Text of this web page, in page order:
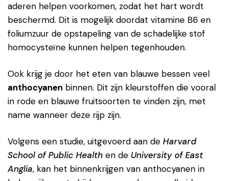
aderen helpen voorkomen, zodat het hart wordt
beschermd. Dit is mogelijk doordat vitamine B6 en
foliumzuur de opstapeling van de schadelijke stof
homocysteïne kunnen helpen tegenhouden.
Ook krijg je door het eten van blauwe bessen veel
anthocyanen binnen. Dit zijn kleurstoffen die vooral
in rode en blauwe fruitsoorten te vinden zijn, met
name wanneer deze rijp zijn.
Volgens een studie, uitgevoerd aan de Harvard
School of Public Health en de University of East
Anglia, kan het binnenkrijgen van anthocyanen in